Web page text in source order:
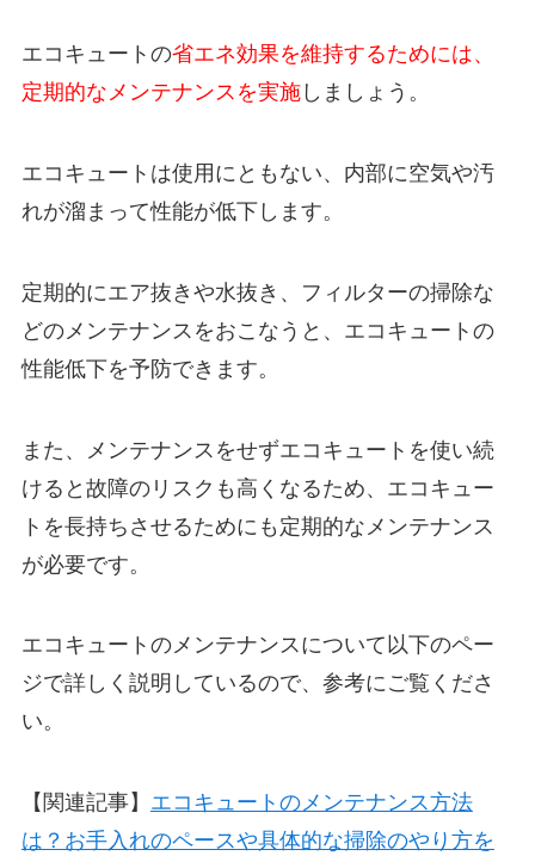
エコキュートの省エネ効果を維持するためには、
定期的なメンテナンスを実施しましょう。
エコキュートは使用にともない、内部に空気や汚
れが溜まって性能が低下します。
定期的にエア抜きや水抜き、フィルターの掃除な
どのメンテナンスをおこなうと、エコキュートの
性能低下を予防できます。
また、メンテナンスをせずエコキュートを使い続
けると故障のリスクも高くなるため、エコキュー
トを長持ちさせるためにも定期的なメンテナンス
が必要です。
エコキュートのメンテナンスについて以下のペー
ジで詳しく説明しているので、参考にご覧くださ
い。
【関連記事】 エコキュートのメンテナンス方法
は？お手入れのペースや具体的な掃除のやり方を